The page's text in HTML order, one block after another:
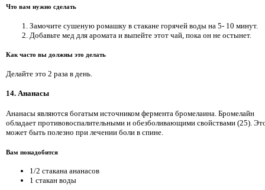
Что вам нужно сделать
Замочите сушеную ромашку в стакане горячей воды на 5- 10 минут.
Добавьте мед для аромата и выпейте этот чай, пока он не остынет.
Как часто вы должны это делать
Делайте это 2 раза в день.
14. Ананасы
Ананасы являются богатым источником фермента бромелаина. Бромелайн
обладает противовоспалительными и обезболивающими свойствами (25).
может быть полезно при лечении боли в спине.
Вам понадобится
1/2 стакана ананасов
1 стакан воды